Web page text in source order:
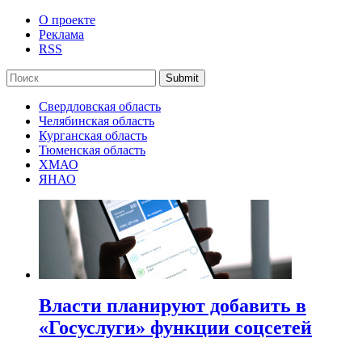
О проекте
Реклама
RSS
Submit
Свердловская область
Челябинская область
Курганская область
Тюменская область
ХМАО
ЯНАО
Власти планируют добавить в
«Госуслуги» функции соцсетей